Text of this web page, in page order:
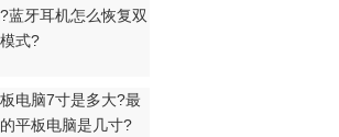
蓝牙耳机怎么恢复双
式?
电脑7寸是多大?最
平板电脑是几寸?